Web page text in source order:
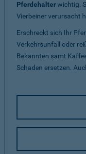
Pferdehalterwichtig.
Vierbeiner verursacht
Erschreckt sich Ihr
Verkehrsunfall oder
Bekannten samt
Schaden ersetzen.